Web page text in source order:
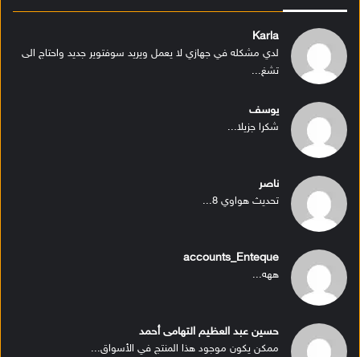
Karla
لدي مشكله في جهازي لا يعمل ويريد سوفتوير جديد واحتاج الى
تشغ...
يوسف
شكرا جزيلا...
ناصر
تحديث هواوي 8...
accounts_Enteque
ههه...
حسين عبد العظيم التهامى أحمد
ممكن يكون موجود هذا المنتج في الأسواق...